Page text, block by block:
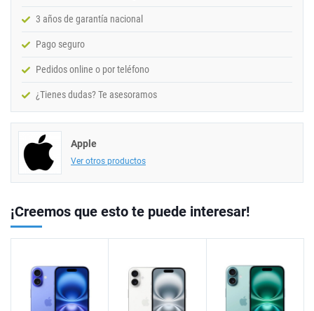
3 años de garantía nacional
Pago seguro
Pedidos online o por teléfono
¿Tienes dudas? Te asesoramos
Apple
Ver otros productos
¡Creemos que esto te puede interesar!